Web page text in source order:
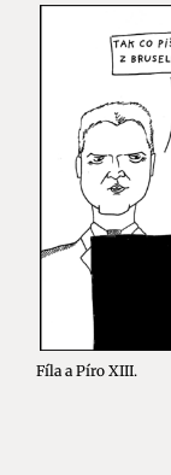
Fíla a Píro XIII.